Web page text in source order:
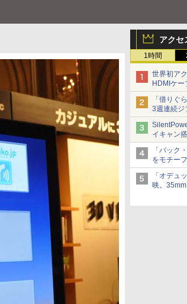
アクセ
1時間
世界初ア
HDMIケ
から
「借りぐ
3週連続ジ
イキャン
iPurifier2
「バック
をモチー
「オデュ
映。